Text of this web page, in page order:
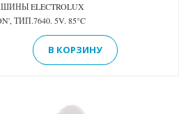
ELECTROLUX
ТИП.7640. 5V. 85°C
В КОРЗИНУ